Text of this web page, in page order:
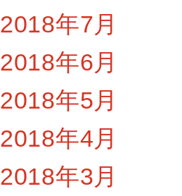
2018年7月
2018年6月
2018年5月
2018年4月
2018年3月